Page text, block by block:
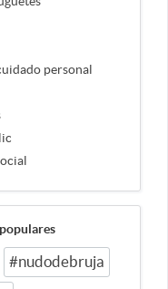
personal
#nudodebruja